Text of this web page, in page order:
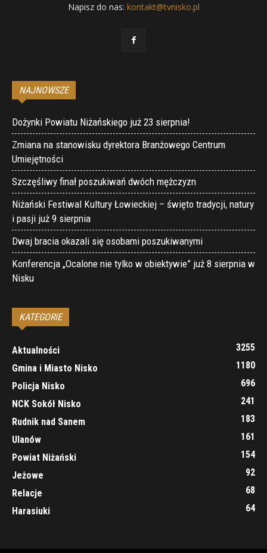
Napisz do nas: kontakt@tvnisko.pl
NAJNOWSZE
Dożynki Powiatu Niżańskiego już 23 sierpnia!
Zmiana na stanowisku dyrektora Branżowego Centrum
Umiejętności
Szczęśliwy finał poszukiwań dwóch mężczyzn
Niżański Festiwal Kultury Łowieckiej – święto tradycji, natury
i pasji już 9 sierpnia
Dwaj bracia okazali się osobami poszukiwanymi
Konferencja „Ocalone nie tylko w obiektywie” już 8 sierpnia w
Nisku
KATEGORIE
Aktualności
3255
Gmina i Miasto Nisko
1180
Policja Nisko
696
NCK Sokół Nisko
241
Rudnik nad Sanem
183
Ulanów
161
Powiat Niżański
154
Jeżowe
92
Relacje
68
Harasiuki
64